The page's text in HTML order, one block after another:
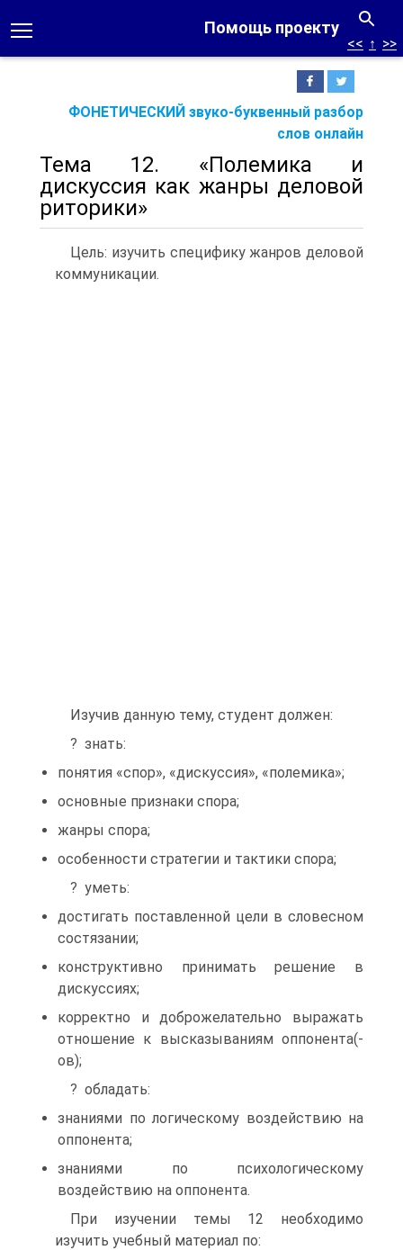
Помощь проекту
ФОНЕТИЧЕСКИЙ звуко-буквенный разбор
слов онлайн
<< ↑ >>
Тема 12. «Полемика и
дискуссия как жанры деловой
риторики»
Цель: изучить специфику жанров деловой
коммуникации.
Изучив данную тему, студент должен:
? знать:
понятия «спор», «дискуссия», «полемика»;
основные признаки спора;
жанры спора;
особенности стратегии и тактики спора;
? уметь:
достигать поставленной цели в словесном
состязании;
конструктивно принимать решение в
дискуссиях;
корректно и доброжелательно выражать
отношение к высказываниям оппонента(-
ов);
? обладать:
знаниями по логическому воздействию на
оппонента;
знаниями по психологическому
воздействию на оппонента.
При изучении темы 12 необходимо
изучить учебный материал по: